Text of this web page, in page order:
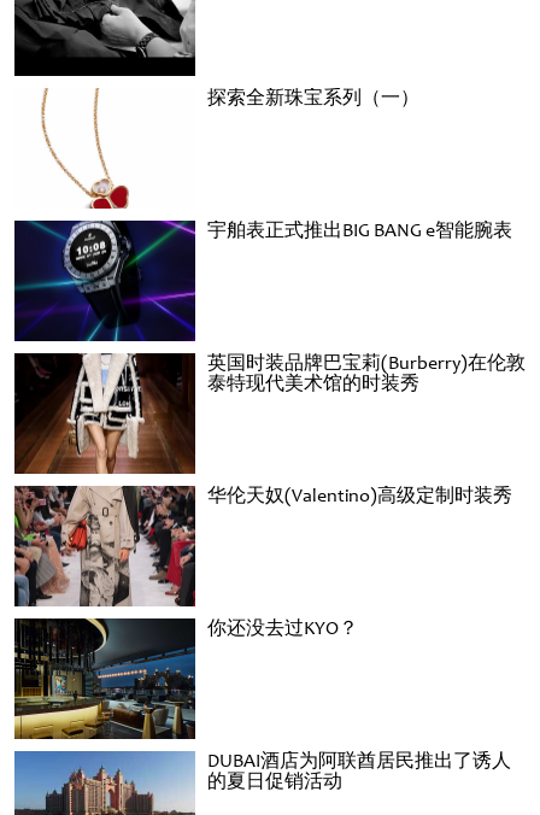
探索全新珠宝系列（一）
宇舶表正式推出BIG BANG e智能腕表
英国时装品牌巴宝莉(Burberry)在伦敦
泰特现代美术馆的时装秀
华伦天奴(Valentino)高级定制时装秀
你还没去过KYO？
DUBAI酒店为阿联酋居民推出了诱人
的夏日促销活动